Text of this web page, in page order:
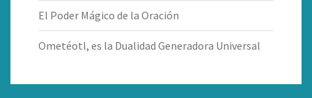
El Poder Mágico de la Oración
Ometéotl, es la Dualidad Generadora Universal